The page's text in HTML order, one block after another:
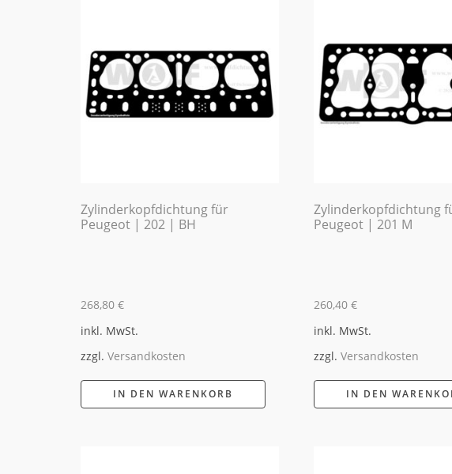
Zylinderkopfdichtung für
Peugeot | 202 | BH
268,80 €
inkl. MwSt.
zzgl. Versandkosten
IN DEN WARENKORB
Zylinderkopfdichtung
Peugeot | 201 M
260,40 €
inkl. MwSt.
zzgl. Versandkosten
IN DEN